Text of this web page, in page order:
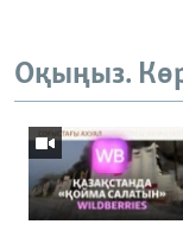
Оқыңыз.